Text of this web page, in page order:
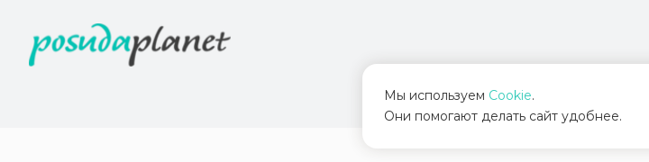
Мы используем Cookie.
Они помогают делать сайт удобнее.